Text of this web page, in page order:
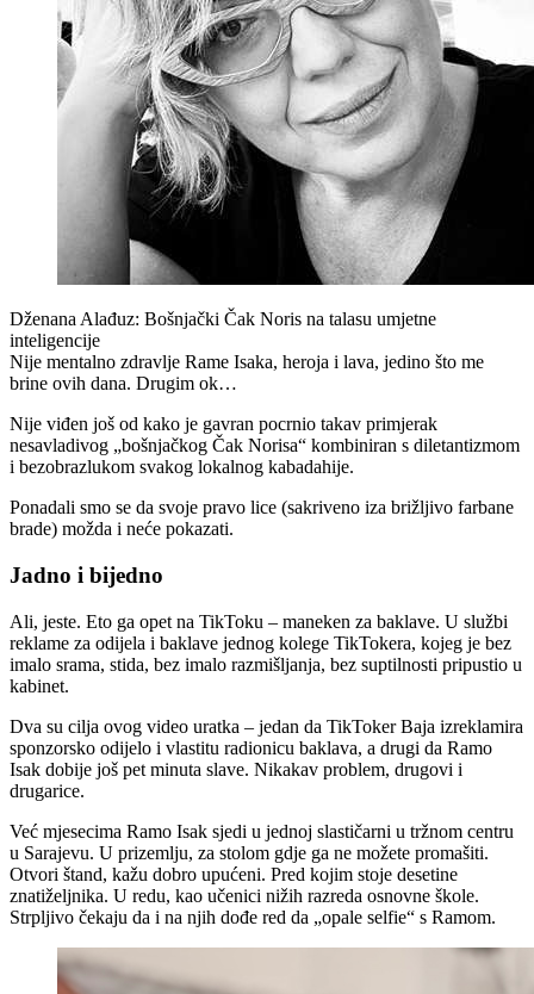
Dženana Alađuz: Bošnjački Čak Noris na talasu umjetne
inteligencije
Nije mentalno zdravlje Rame Isaka, heroja i lava, jedino što me
brine ovih dana. Drugim ok…
Nije viđen još od kako je gavran pocrnio takav primjerak
nesavladivog „bošnjačkog Čak Norisa“ kombiniran s diletantizmom
i bezobrazlukom svakog lokalnog kabadahije.
Ponadali smo se da svoje pravo lice (sakriveno iza brižljivo farbane
brade) možda i neće pokazati.
Jadno i bijedno
Ali, jeste. Eto ga opet na TikToku – maneken za baklave. U službi
reklame za odijela i baklave jednog kolege TikTokera, kojeg je bez
imalo srama, stida, bez imalo razmišljanja, bez suptilnosti pripustio u
kabinet.
Dva su cilja ovog video uratka – jedan da TikToker Baja izreklamira
sponzorsko odijelo i vlastitu radionicu baklava, a drugi da Ramo
Isak dobije još pet minuta slave. Nikakav problem, drugovi i
drugarice.
Već mjesecima Ramo Isak sjedi u jednoj slastičarni u tržnom centru
u Sarajevu. U prizemlju, za stolom gdje ga ne možete promašiti.
Otvori štand, kažu dobro upućeni. Pred kojim stoje desetine
znatiželjnika. U redu, kao učenici nižih razreda osnovne škole.
Strpljivo čekaju da i na njih dođe red da „opale selfie“ s Ramom.